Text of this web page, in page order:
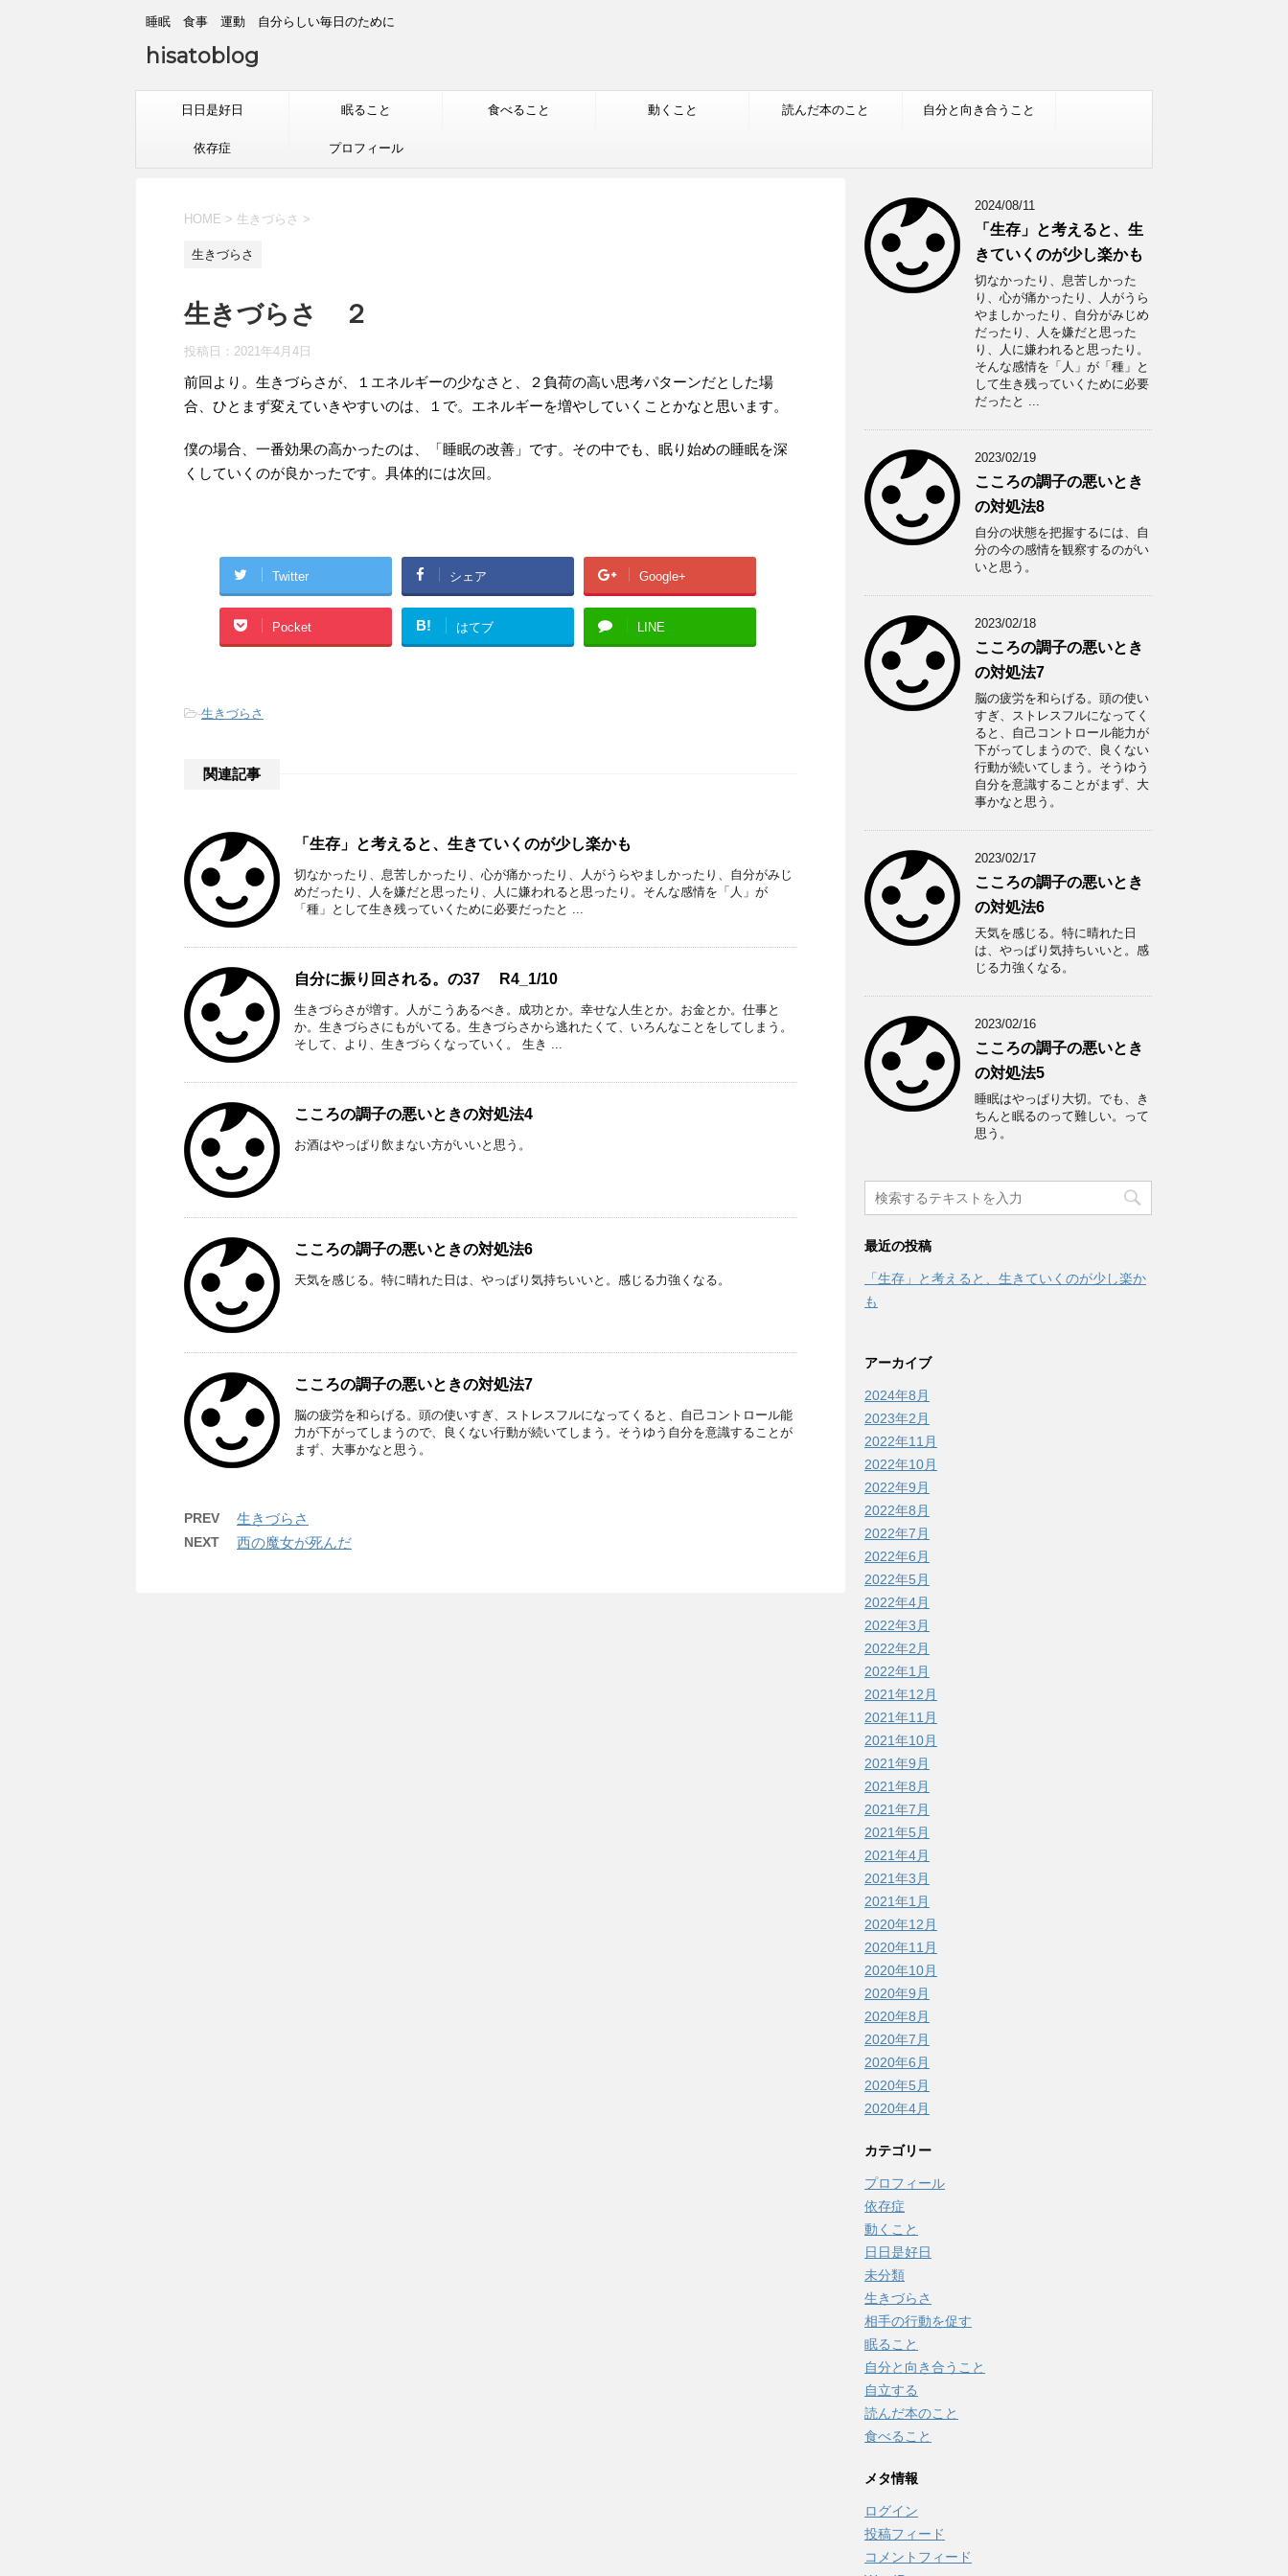
睡眠 食事 運動 自分らしい毎日のために
hisatoblog
日日是好日 眠ること 食べること 動くこと 読んだ本のこと 自分と向き合うこと
依存症 プロフィール
HOME > 生きづらさ >
生きづらさ
生きづらさ ２
投稿日： 2021年4月4日
前回より。生きづらさが、１エネルギーの少なさと、２負荷の高い思考パターンだとした場
合、ひとまず変えていきやすいのは、１で。エネルギーを増やしていくことかなと思います。
僕の場合、一番効果の高かったのは、「睡眠の改善」です。その中でも、眠り始めの睡眠を深
くしていくのが良かったです。具体的には次回。
Twitter シェア Google+
Pocket B! はてブ LINE
-生きづらさ
関連記事
「生存」と考えると、生きていくのが少し楽かも
切なかったり、息苦しかったり、心が痛かったり、人がうらやましかったり、自分がみじ
めだったり、人を嫌だと思ったり、人に嫌われると思ったり。そんな感情を「人」が
「種」として生き残っていくために必要だったと ...
自分に振り回される。の37 R4_1/10
生きづらさが増す。人がこうあるべき。成功とか。幸せな人生とか。お金とか。仕事と
か。生きづらさにもがいてる。生きづらさから逃れたくて、いろんなことをしてしまう。
そして、より、生きづらくなっていく。 生き ...
こころの調子の悪いときの対処法4
お酒はやっぱり飲まない方がいいと思う。
こころの調子の悪いときの対処法6
天気を感じる。特に晴れた日は、やっぱり気持ちいいと。感じる力強くなる。
こころの調子の悪いときの対処法7
脳の疲労を和らげる。頭の使いすぎ、ストレスフルになってくると、自己コントロール能
力が下がってしまうので、良くない行動が続いてしまう。そうゆう自分を意識することが
まず、大事かなと思う。
PREV 生きづらさ
NEXT 西の魔女が死んだ
2024/08/11
「生存」と考えると、生
きていくのが少し楽かも
切なかったり、息苦しかった
り、心が痛かったり、人がうら
やましかったり、自分がみじめ
だったり、人を嫌だと思った
り、人に嫌われると思ったり。
そんな感情を「人」が「種」と
して生き残っていくために必要
だったと ...
2023/02/19
こころの調子の悪いとき
の対処法8
自分の状態を把握するには、自
分の今の感情を観察するのがい
いと思う。
2023/02/18
こころの調子の悪いとき
の対処法7
脳の疲労を和らげる。頭の使い
すぎ、ストレスフルになってく
ると、自己コントロール能力が
下がってしまうので、良くない
行動が続いてしまう。そうゆう
自分を意識することがまず、大
事かなと思う。
2023/02/17
こころの調子の悪いとき
の対処法6
天気を感じる。特に晴れた日
は、やっぱり気持ちいいと。感
じる力強くなる。
2023/02/16
こころの調子の悪いとき
の対処法5
睡眠はやっぱり大切。でも、き
ちんと眠るのって難しい。って
思う。
最近の投稿
「生存」と考えると、生きていくのが少し楽か
も
アーカイブ
2024年8月
2023年2月
2022年11月
2022年10月
2022年9月
2022年8月
2022年7月
2022年6月
2022年5月
2022年4月
2022年3月
2022年2月
2022年1月
2021年12月
2021年11月
2021年10月
2021年9月
2021年8月
2021年7月
2021年5月
2021年4月
2021年3月
2021年1月
2020年12月
2020年11月
2020年10月
2020年9月
2020年8月
2020年7月
2020年6月
2020年5月
2020年4月
カテゴリー
プロフィール
依存症
動くこと
日日是好日
未分類
生きづらさ
相手の行動を促す
眠ること
自分と向き合うこと
自立する
読んだ本のこと
食べること
メタ情報
ログイン
投稿フィード
コメントフィード